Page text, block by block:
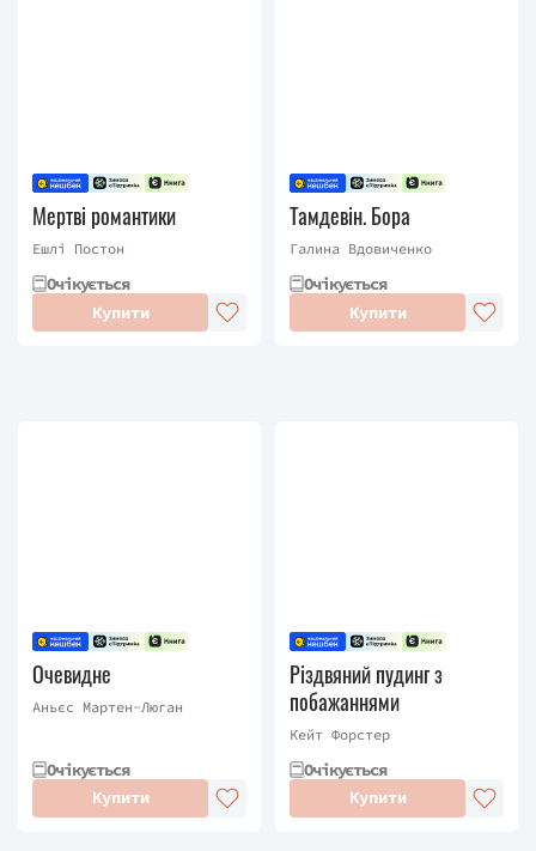
Мертві романтики
Ешлі Постон
Очікується
Купити
Тамдевін. Бора
Галина Вдовиченко
Очікується
Купити
Очевидне
Аньєс Мартен-Люган
Очікується
Купити
Різдвяний пудинг з
побажаннями
Кейт Форстер
Очікується
Купити